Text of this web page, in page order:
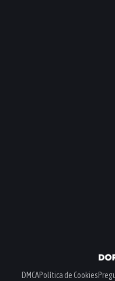
DMCAPolítica de Cookies